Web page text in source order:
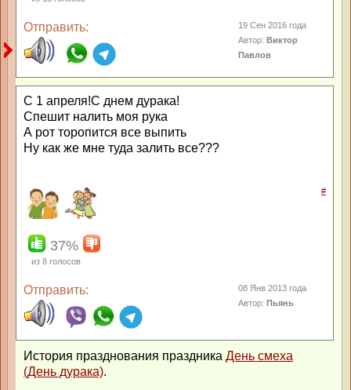
Отправить:
19 Сен 2016 года
Автор:Виктор
Павлов
С 1 апреля!С днем дурака!
Спешит налить моя рука
А рот торопится все выпить
Ну как же мне туда залить все???
#
37%
из 8 голосов
Отправить:
08 Янв 2013 года
Автор:Пьянь
История празднования праздника День смеха
(День дурака).